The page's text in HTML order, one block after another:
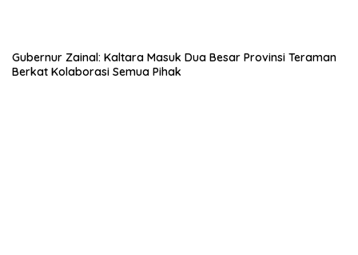
Gubernur Zainal: Kaltara Masuk Dua Besar Provinsi Teraman
Berkat Kolaborasi Semua Pihak